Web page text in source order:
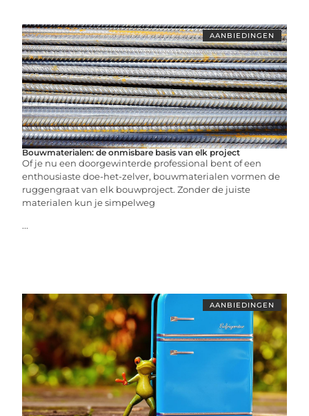
AANBIEDINGEN
Bouwmaterialen: de onmisbare basis van elk project
Of je nu een doorgewinterde professional bent of een
enthousiaste doe-het-zelver, bouwmaterialen vormen de
ruggengraat van elk bouwproject. Zonder de juiste
materialen kun je simpelweg
...
AANBIEDINGEN